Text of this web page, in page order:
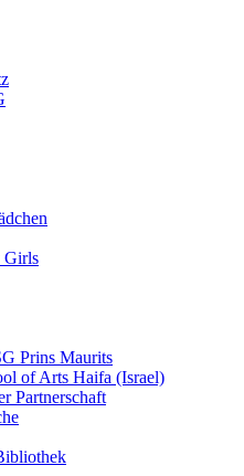
Girls
Prins Maurits
of Arts Haifa (Israel)
Partnerschaft